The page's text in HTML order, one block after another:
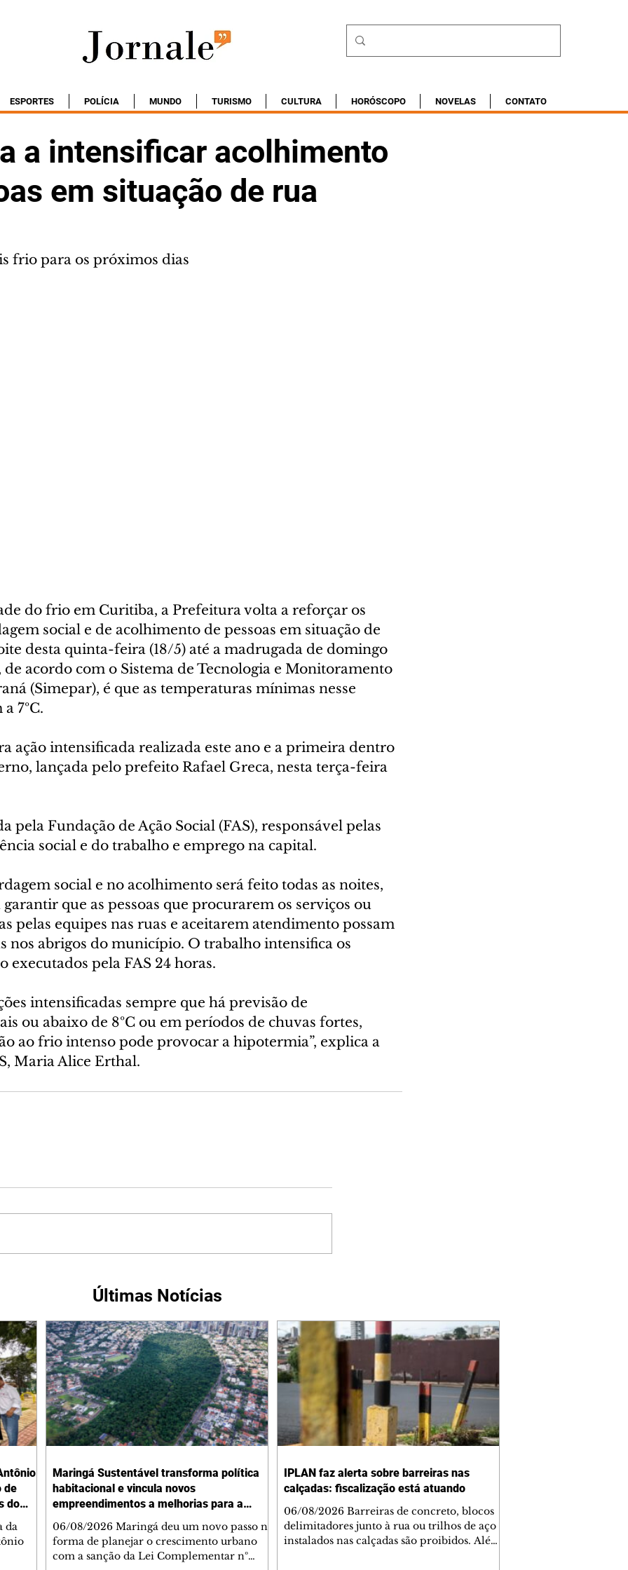
ESPORTES POLÍCIA MUNDO TURISMO CULTURA HORÓSCOPO NOVELAS CONTATO
a intensificar acolhimento
em situação de rua
frio para os próximos dias
do frio em Curitiba, a Prefeitura volta a reforçar os
social e de acolhimento de pessoas em situação de
desta quinta-feira (18/5) até a madrugada de domingo
de acordo com o Sistema de Tecnologia e Monitoramento
(Simepar), é que as temperaturas mínimas nesse
7ºC.
ação intensificada realizada este ano e a primeira dentro
lançada pelo prefeito Rafael Greca, nesta terça-feira
pela Fundação de Ação Social (FAS), responsável pelas
social e do trabalho e emprego na capital.
social e no acolhimento será feito todas as noites,
garantir que as pessoas que procurarem os serviços ou
pelas equipes nas ruas e aceitarem atendimento possam
nos abrigos do município. O trabalho intensifica os
executados pela FAS 24 horas.
intensificadas sempre que há previsão de
ou abaixo de 8ºC ou em períodos de chuvas fortes,
ao frio intenso pode provocar a hipotermia”, explica a
Maria Alice Erthal.
Últimas Notícias
de
do
da
Maringá Sustentável transforma política
habitacional e vincula novos
empreendimentos a melhorias para a
cidade
06/08/2026 Maringá deu um novo passo na
forma de planejar o crescimento urbano
com a sanção da Lei Complementar nº
IPLAN faz alerta sobre barreiras nas
calçadas: fiscalização está atuando
06/08/2026 Barreiras de concreto, blocos
delimitadores junto à rua ou trilhos de aço
instalados nas calçadas são proibidos. Além